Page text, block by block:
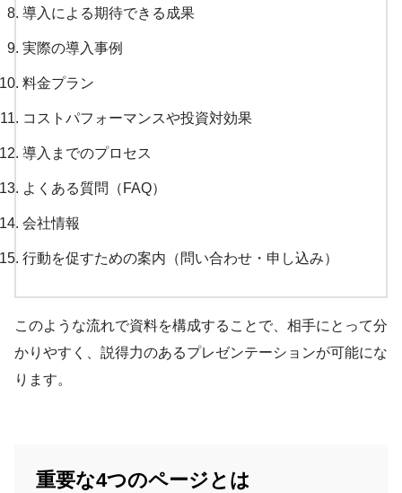
導入による期待できる成果
実際の導入事例
料金プラン
コストパフォーマンスや投資対効果
導入までのプロセス
よくある質問（FAQ）
会社情報
行動を促すための案内（問い合わせ・申し込み）
このような流れで資料を構成することで、相手にとって分
かりやすく、説得力のあるプレゼンテーションが可能にな
ります。
重要な4つのページとは